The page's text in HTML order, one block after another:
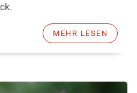
MEHR LESEN